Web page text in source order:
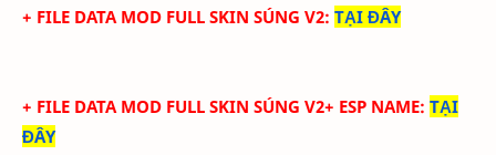
+ FILE DATA MOD FULL SKIN SÚNG V2: TẠI ĐÂY
+ FILE DATA MOD FULL SKIN SÚNG V2+ ESP NAME: TẠI
ĐÂY